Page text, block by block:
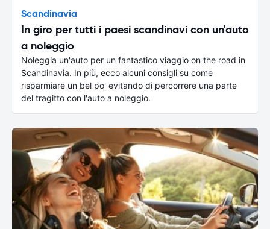
Scandinavia
In giro per tutti i paesi scandinavi con un'auto
a noleggio
Noleggia un'auto per un fantastico viaggio on the road in
Scandinavia. In più, ecco alcuni consigli su come
risparmiare un bel po' evitando di percorrere una parte
del tragitto con l'auto a noleggio.